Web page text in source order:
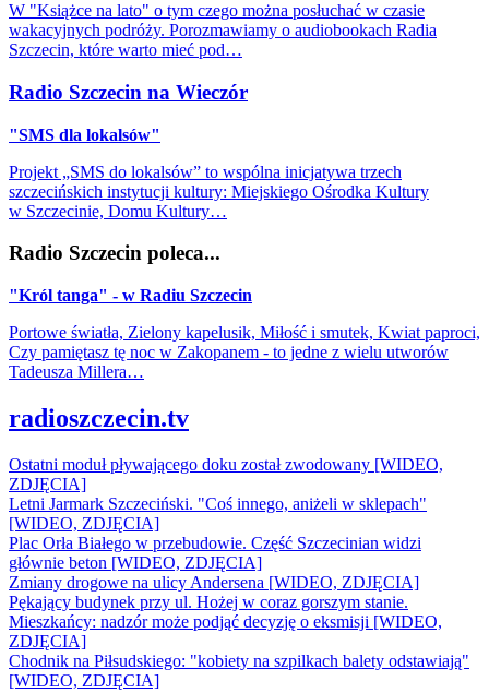
W "Książce na lato" o tym czego można posłuchać w czasie
wakacyjnych podróży. Porozmawiamy o audiobookach Radia
Szczecin, które warto mieć pod…
Radio Szczecin na Wieczór
"SMS dla lokalsów"
Projekt „SMS do lokalsów” to wspólna inicjatywa trzech
szczecińskich instytucji kultury: Miejskiego Ośrodka Kultury
w Szczecinie, Domu Kultury…
Radio Szczecin poleca...
"Król tanga" - w Radiu Szczecin
Portowe światła, Zielony kapelusik, Miłość i smutek, Kwiat paproci,
Czy pamiętasz tę noc w Zakopanem - to jedne z wielu utworów
Tadeusza Millera…
radioszczecin.tv
Ostatni moduł pływającego doku został zwodowany [WIDEO,
ZDJĘCIA]
Letni Jarmark Szczeciński. "Coś innego, aniżeli w sklepach"
[WIDEO, ZDJĘCIA]
Plac Orła Białego w przebudowie. Część Szczecinian widzi
głównie beton [WIDEO, ZDJĘCIA]
Zmiany drogowe na ulicy Andersena [WIDEO, ZDJĘCIA]
Pękający budynek przy ul. Hożej w coraz gorszym stanie.
Mieszkańcy: nadzór może podjąć decyzję o eksmisji [WIDEO,
ZDJĘCIA]
Chodnik na Piłsudskiego: "kobiety na szpilkach balety odstawiają"
[WIDEO, ZDJĘCIA]